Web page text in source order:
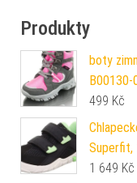
Produkty
boty
B00130-
499 Kč
Superfit,
1 649 Kč